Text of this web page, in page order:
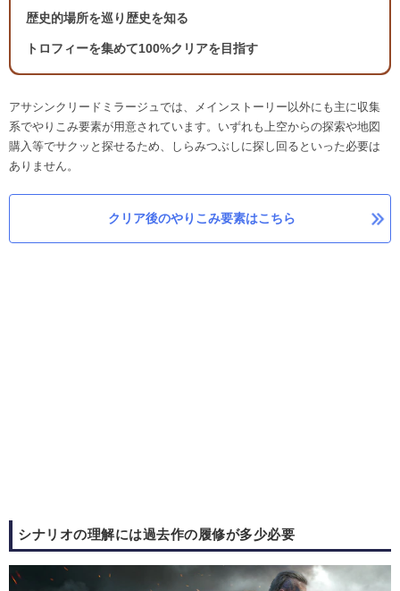
歴史的場所を巡り歴史を知る
トロフィーを集めて100%クリアを目指す
アサシンクリードミラージュでは、メインストーリー以外にも主に収集
系でやりこみ要素が用意されています。いずれも上空からの探索や地図
購入等でサクッと探せるため、しらみつぶしに探し回るといった必要は
ありません。
クリア後のやりこみ要素はこちら
シナリオの理解には過去作の履修が多少必要